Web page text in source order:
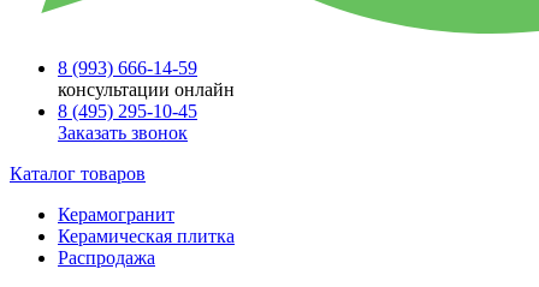
8 (993) 666-14-59
консультации онлайн
8 (495) 295-10-45
Заказать звонок
Каталог товаров
Керамогранит
Керамическая плитка
Распродажа